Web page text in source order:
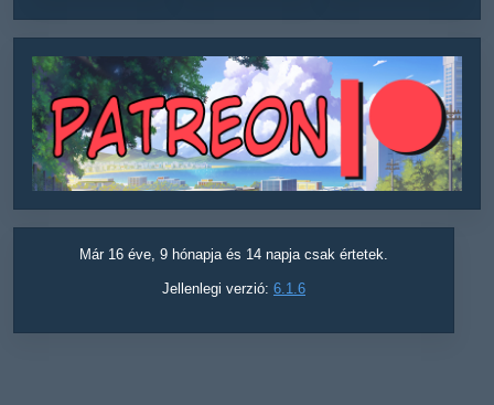
Már 16 éve, 9 hónapja és 14 napja csak értetek.
Jellenlegi verzió: 6.1.6